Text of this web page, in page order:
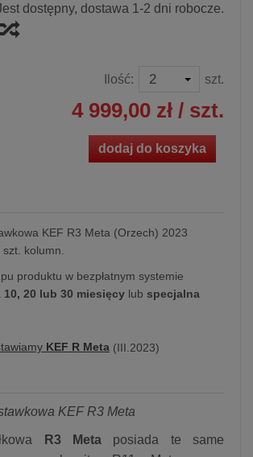
dostępny, dostawa 1-2 dni robocze.
Ilość: szt.
4 999,00 zł / szt.
dodaj do koszyka
KEF R3 Meta (Orzech) 2023
kolumn.
produktu w bezpłatnym systemie
10, 20 lub 30 miesięcy lub specjalna
KEF R Meta (III.2023)
KEF R3 Meta
R3 Meta posiada te same